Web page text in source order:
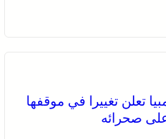
تعلن تغييرا في موقفها
صحرائه